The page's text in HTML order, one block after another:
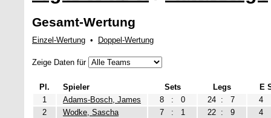
Gesamt-Wertung
Einzel-Wertung • Doppel-Wertung
Zeige Daten für
Pl. Spieler Sets Legs
E
1
Adams-Bosch, James 8 : 0 24 : 7 4
2
Wodke, Sascha 7 : 1 22 : 9 4